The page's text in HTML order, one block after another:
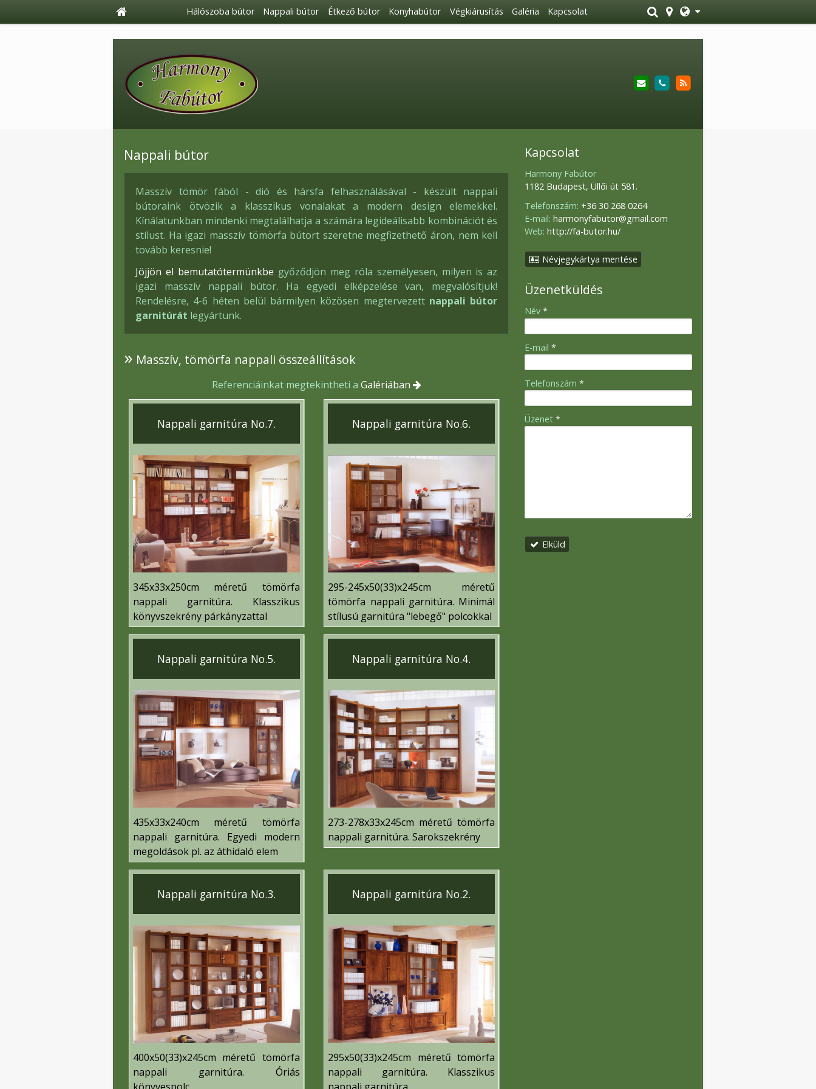
Hálószoba bútor Nappali bútor Étkező bútor Konyhabútor Végkiárusítás Galéria Kapcsolat
Nappali bútor
Masszív tömör fából - dió és hársfa felhasználásával - készült nappali
bútoraink ötvözik a klasszikus vonalakat a modern design elemekkel.
Kínálatunkban mindenki megtalálhatja a számára legideálisabb kombinációt és
stílust. Ha igazi masszív tömörfa bútort szeretne megfizethető áron, nem kell
tovább keresnie!
Jöjjön el bemutatótermünkbe győződjön meg róla személyesen, milyen is az
igazi masszív nappali bútor. Ha egyedi elképzelése van, megvalósítjuk!
Rendelésre, 4-6 héten belül bármilyen közösen megtervezett nappali bútor
garnitúrát legyártunk.
» Masszív, tömörfa nappali összeállítások
Referenciáinkat megtekintheti a Galériában
Nappali garnitúra No.7.
345x33x250cm méretű tömörfa
nappali garnitúra. Klasszikus
könyvszekrény párkányzattal
Nappali garnitúra No.6.
295-245x50(33)x245cm méretű
tömörfa nappali garnitúra. Minimál
stílusú garnitúra "lebegő" polcokkal
Nappali garnitúra No.5.
435x33x240cm méretű tömörfa
nappali garnitúra.
Egyedi modern
megoldások pl. az áthidaló elem
Nappali garnitúra No.4.
273-278x33x245cm méretű tömörfa
nappali garnitúra. Sarokszekrény
Nappali garnitúra No.3.
400x50(33)x245cm méretű tömörfa
nappali garnitúra.
Óriás
könyvespolc
Nappali garnitúra No.2.
295x50(33)x245cm méretű tömörfa
nappali garnitúra. Klasszikus
nappali garnitúra
Kapcsolat
Harmony Fabútor
1182 Budapest, Üllői út 581.
Telefonszám: +36 30 268 0264
E-mail: harmonyfabutor@gmail.com
Web: http://fa-butor.hu/
Névjegykártya mentése
Üzenetküldés
-
Név *
E-mail *
Telefonszám *
Üzenet *
Elküld